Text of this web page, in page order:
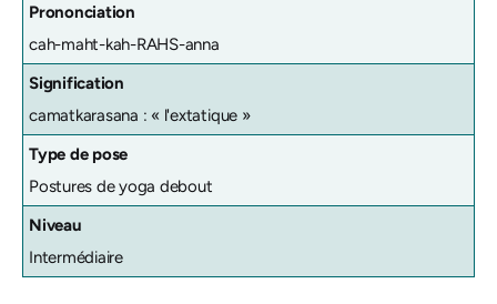
Prononciation
cah-maht-kah-RAHS-anna
Signification
camatkarasana : « l'extatique »
Type de pose
Postures de yoga debout
Niveau
Intermédiaire